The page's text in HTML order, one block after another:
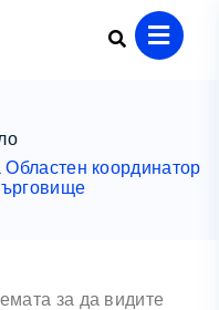
координатор
за да видите